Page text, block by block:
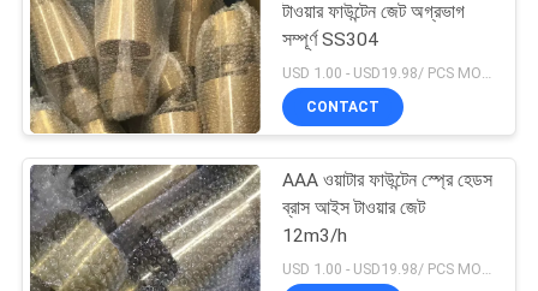
আমাদের
সম্পর্কে
কারখানা
ভ্রমণ
মান
ঝর্ণা Nozzles নৃত্য
274
টাওয়ার ফাউন্টেন জেট অগ্রভাগ
সম্পূর্ণ SS304
USD 1.00 - USD19.98/ PCS MOQ:1 পিসি
CONTACT
AAA ওয়াটার ফাউন্টেন স্প্রে হেডস
ব্রাস আইস টাওয়ার জেট
12m3/h